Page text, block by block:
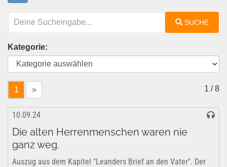
SUCHE
Kategorie:
1 » 1 / 8
10.09.24
Die alten Herrenmenschen waren nie
ganz weg.
Auszug aus dem Kapitel "Leanders Brief an den Vater". Der